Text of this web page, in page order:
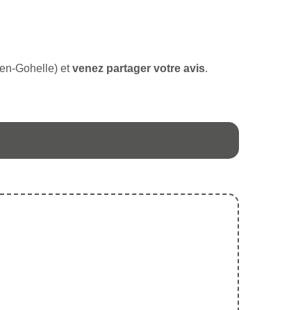
Gohelle) etvenez partager votre avis.